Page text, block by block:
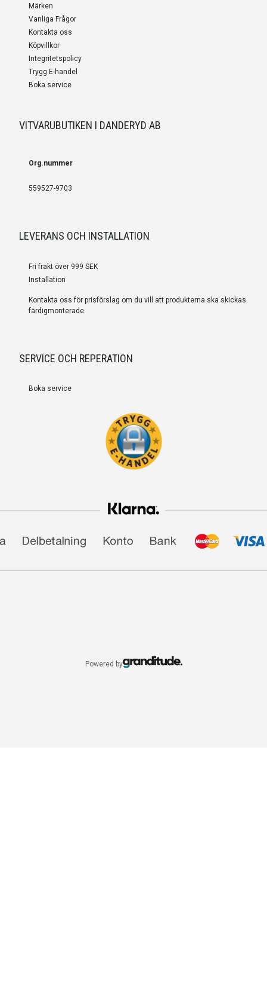
Märken
Vanliga Frågor
Kontakta oss
Köpvillkor
Integritetspolicy
Trygg E-handel
Boka service
VITVARUBUTIKEN I DANDERYD AB
Org.nummer
559527-9703
LEVERANS OCH INSTALLATION
Fri frakt över 999 SEK
Installation
Kontakta oss för prisförslag om du vill att produkterna ska skickas
färdigmonterade.
SERVICE OCH REPERATION
Boka service
Powered by